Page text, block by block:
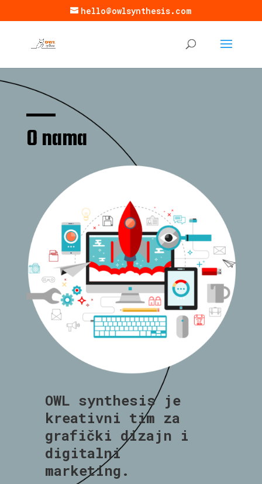
hello@owlsynthesis.com
O nama
OWL synthesisje
kreativni tim za
grafički dizajn i
digitalni
marketing.